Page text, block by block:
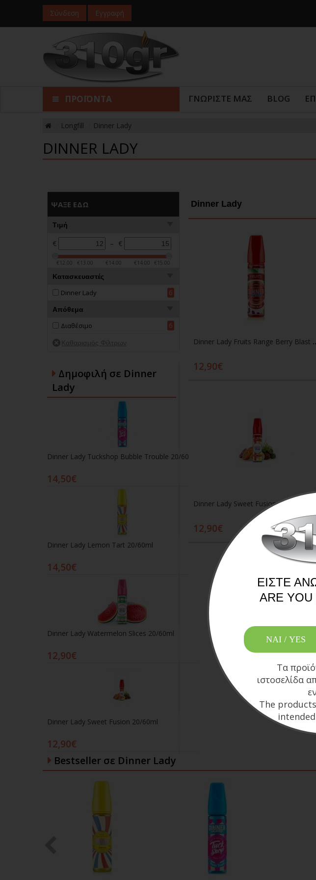
Σύνδεση Εγγραφή
ΠΡΟΪΟΝΤΑ ΓΝΩΡΙΣΤΕ ΜΑΣ BLOG
Longfill Dinner Lady
DINNER LADY
ΨΑΞΕ ΕΔΩ
Τιμή
€ – €
€12.00 €13.00 €14.00 €14.00 €15.00
Κατασκευαστές
Dinner Lady 6
Απόθεμα
Διαθέσιμο 6
Δημοφιλή σε Dinner
Lady
Dinner Lady Tuckshop Bubble Trouble 20/60ml
14,50€
Dinner Lady Lemon Tart 20/60ml
14,50€
Dinner Lady Watermelon Slices 20/60ml
12,90€
Dinner Lady Sweet Fusion 20/60ml
12,90€
Dinner Lady
Dinner Lady
12,90€
Dinner Lady Sweet Fusion 20/60ml
12,90€
Προσθήκη στο καλάθι
Bestseller σε Dinner Lady
ΕΊΣΤΕ
ARE YOU
ΝΑΙ / YES
Τα
ιστοσελίδα
The